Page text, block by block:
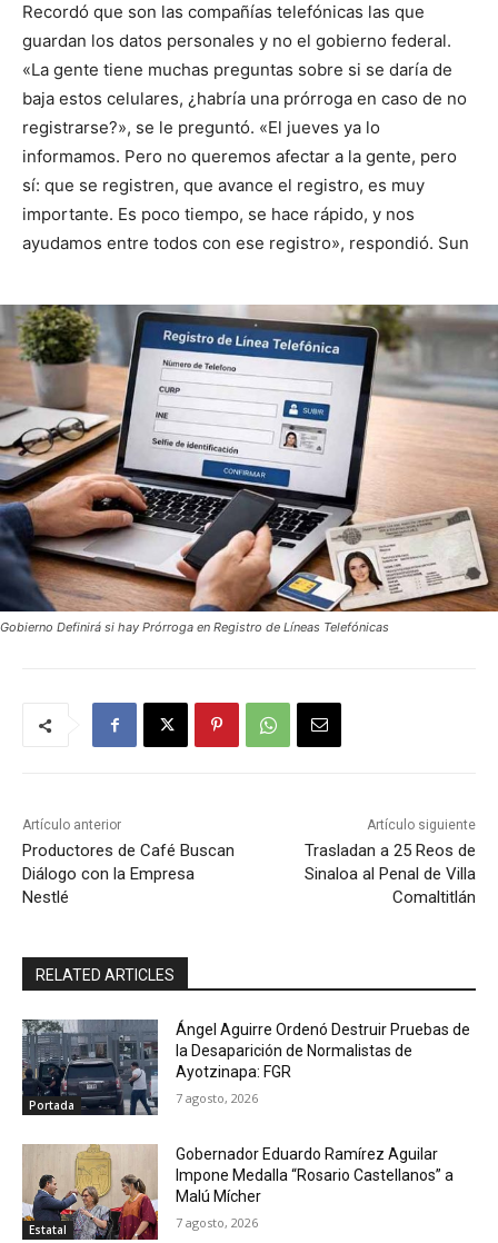
Recordó que son las compañías telefónicas las que
guardan los datos personales y no el gobierno federal.
«La gente tiene muchas preguntas sobre si se daría de
baja estos celulares, ¿habría una prórroga en caso de no
registrarse?», se le preguntó. «El jueves ya lo
informamos. Pero no queremos afectar a la gente, pero
sí: que se registren, que avance el registro, es muy
importante. Es poco tiempo, se hace rápido, y nos
ayudamos entre todos con ese registro», respondió. Sun
Gobierno Definirá si hay Prórroga en Registro de Líneas Telefónicas
Artículo anterior
Productores de Café Buscan
Diálogo con la Empresa
Nestlé
Artículo siguiente
Trasladan a 25 Reos de
Sinaloa al Penal de Villa
Comaltitlán
RELATED ARTICLES
Portada
Ángel Aguirre Ordenó Destruir Pruebas de
la Desaparición de Normalistas de
Ayotzinapa: FGR
7 agosto, 2026
Estatal
Gobernador Eduardo Ramírez Aguilar
Impone Medalla “Rosario Castellanos” a
Malú Mícher
7 agosto, 2026